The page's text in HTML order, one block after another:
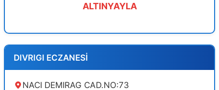
ALTINYAYLA
DIVRIGI ECZANESİ
NACI DEMIRAG CAD.NO:73